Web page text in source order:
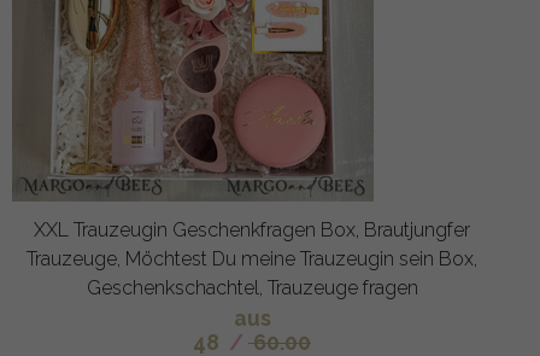
XXL Trauzeugin Geschenkfragen Box, Brautjungfer
Trauzeuge, Möchtest Du meine Trauzeugin sein Box,
Geschenkschachtel, Trauzeuge fragen
aus
48 / 60.00